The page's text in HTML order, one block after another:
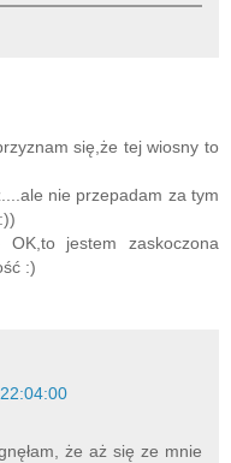
się,że tej wiosny to
nie przepadam za tym
jestem zaskoczona
:)
że aż się ze mnie